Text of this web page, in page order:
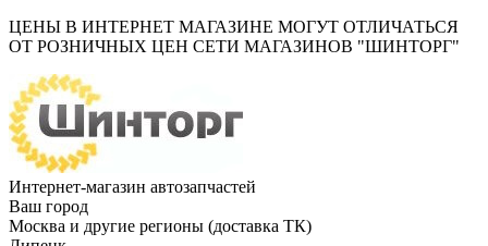
ЦЕНЫ В ИНТЕРНЕТ МАГАЗИНЕ МОГУТ ОТЛИЧАТЬСЯ
ОТ РОЗНИЧНЫХ ЦЕН СЕТИ МАГАЗИНОВ "ШИНТОРГ"
Интернет-магазин автозапчастей
Ваш город
Москва и другие регионы (доставка ТК)